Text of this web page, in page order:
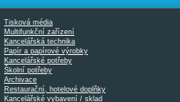
Tisková média
Multifunkční zařízení
Kancelářská technika
Papír a papírové výrobky
Kancelářské potřeby
Školní potřeby
Archivace
Restaurační, hotelové doplňky
Kancelářské vybavení / sklad